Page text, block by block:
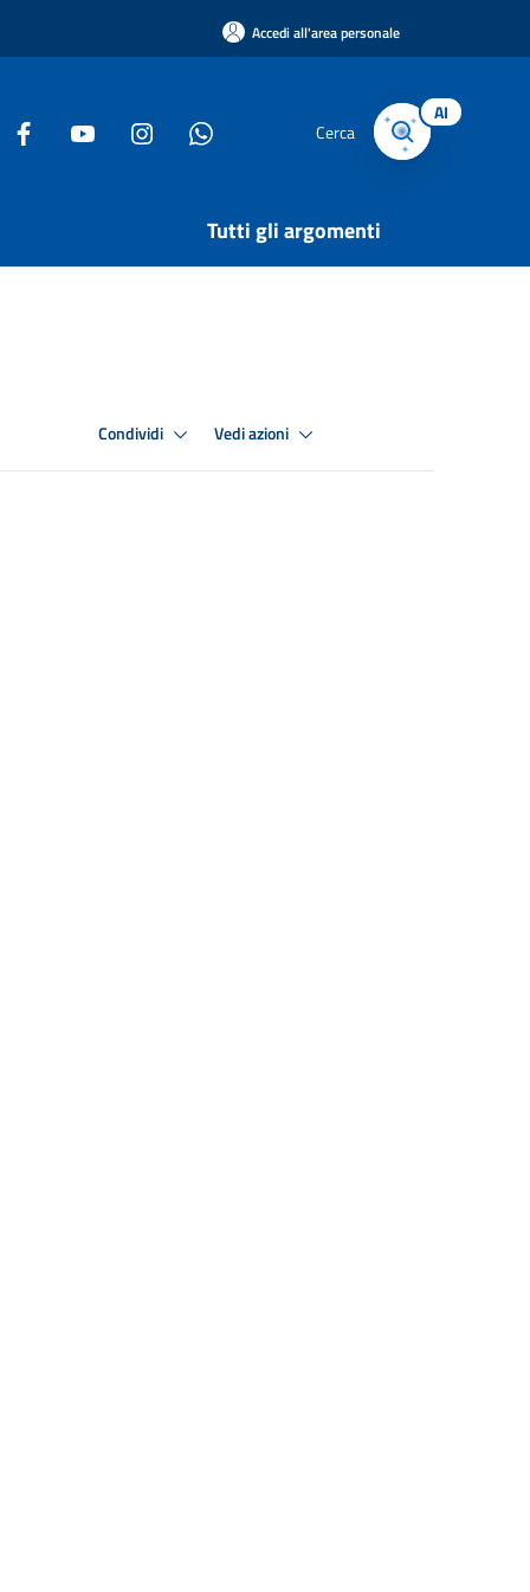
Accedi all'area personale
Cerca
AI
Tutti gli argomenti
Condividi Vedi azioni